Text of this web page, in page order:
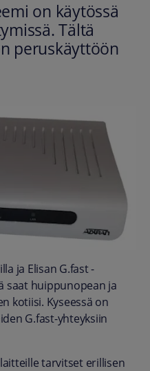
on käytössä
Tältä
peruskäyttöön
ja Elisan G.fast -
saat huippunopean ja
kotiisi. Kyseessä on
G.fast-yhteyksiin
tarvitset erillisen